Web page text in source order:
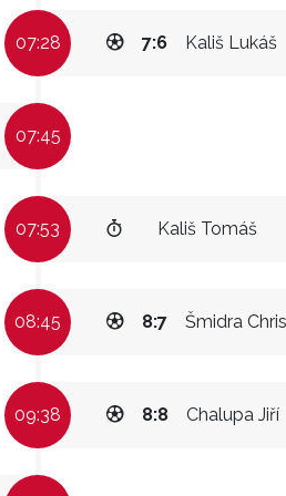
07:28 Kališ Lukáš
7:6
07:45
07:53 Kališ Tomáš
08:45 Šmidra
8:7
09:38 Chalupa Jiří
8:8